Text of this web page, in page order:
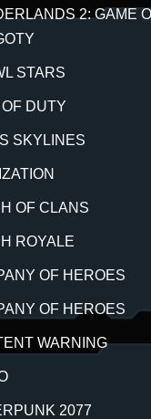
2: GAME
STARS
DUTY
SKYLINES
OF CLANS
ROYALE
OF HEROES
OF HEROES
WARNING
2077